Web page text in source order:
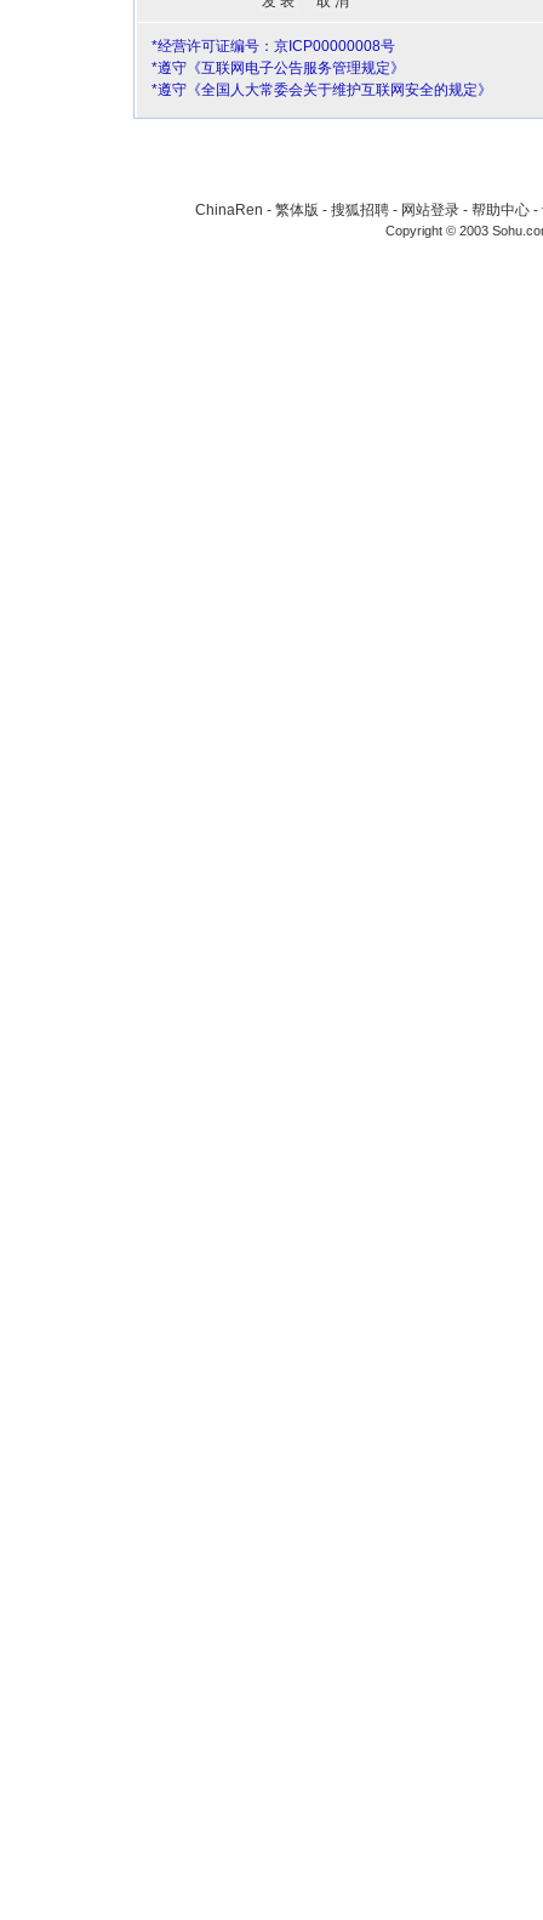
*经营许可证编号：京ICP00000008号
*遵守《互联网电子公告服务管理规定》
*遵守《全国人大常委会关于维护互联网安全的规定》
ChinaRen - 繁体版 - 搜狐招聘 - 网站登录 - 帮助中心 -
Copyright © 2003